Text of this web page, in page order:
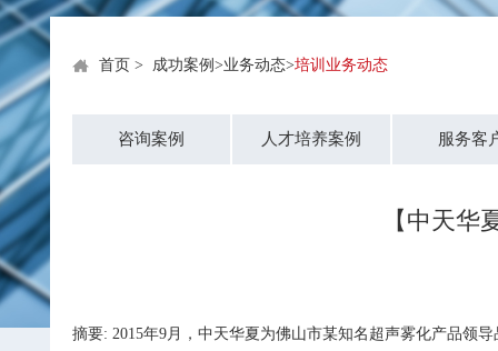
首页 > 成功案例 >业务动态>培训业务动态
咨询案例 人才培养案例 服务客
【中天
摘要: 2015年9月，中天华夏为佛山市某知名超声雾化产品领